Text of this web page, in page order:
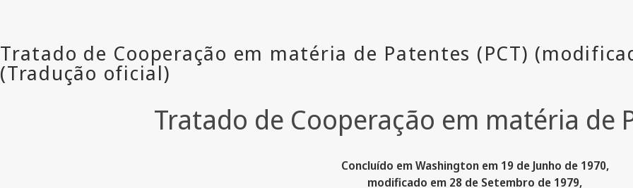
Tratado de Cooperação em matéria de
Concluído em Washington em 19 de Junho de 1970,
modificado em 28 de Setembro de 1979,